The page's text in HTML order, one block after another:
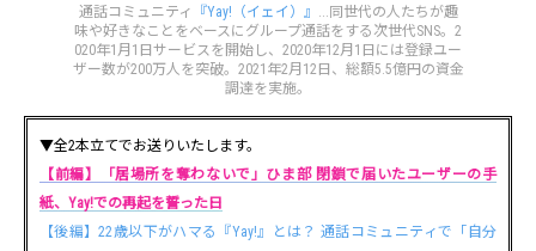
通話コミュニティ 『Yay!（イェイ）』 ...同世代の人たちが趣
味や好きなことをベースにグループ通話をする次世代SNS。2
020年1月1日サービスを開始し、2020年12月1日には登録ユー
ザー数が200万人を突破。2021年2月12日、総額5.5億円の資金
調達を実施。
▼全2本立てでお送りいたします。
【前編】「居場所を奪わないで」ひま部 閉鎖で届いたユーザーの手
紙、Yay!での再起を誓った日
【後編】22歳以下がハマる『Yay!』とは？ 通話コミュニティで「自分